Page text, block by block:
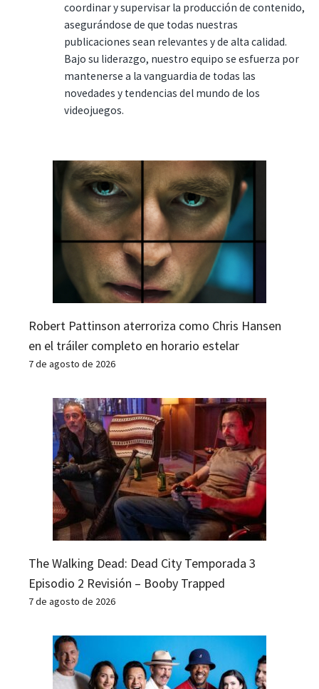
coordinar y supervisar la producción de contenido,
asegurándose de que todas nuestras
publicaciones sean relevantes y de alta calidad.
Bajo su liderazgo, nuestro equipo se esfuerza por
mantenerse a la vanguardia de todas las
novedades y tendencias del mundo de los
videojuegos.
Robert Pattinson aterroriza como Chris Hansen
en el tráiler completo en horario estelar
7 de agosto de 2026
The Walking Dead: Dead City Temporada 3
Episodio 2 Revisión – Booby Trapped
7 de agosto de 2026